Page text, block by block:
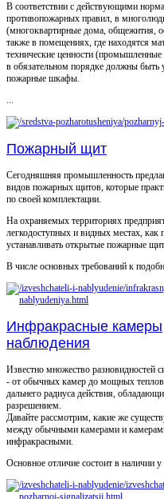
В соответствии с действующими
противопожарных правил, в
(многоквартирные дома, общежития,
также в помещениях, где находятся
технические ценности
в обязательном порядке должны быть
пожарные шкафы.
...
Пожарный щит
Сегодняшняя промышленность
видов пожарных щитов, которые
по своей комплектации.
На охраняемых территориях
легкодоступных и видных местах, как
устанавливать открытые пожарные
В числе основных требований к
Инфракрасные камеры
наблюдения
Известно множество разновидностей
- от обычных камер до мощных
дальнего радиуса действия,
разрешением.
Давайте рассмотрим, какие же
между обычными камерами и
инфракрасными.
Основное отличие состоит в наличии у